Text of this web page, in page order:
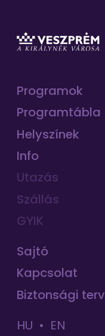
Programok
Programtábla
Helyszínek
Info
Utazás
Szállás
GYIK
Sajtó
Kapcsolat
Biztonsági terv
HU
EN